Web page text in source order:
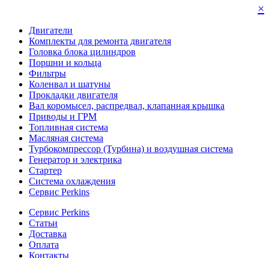
×
Двигатели
Комплекты для ремонта двигателя
Головка блока цилиндров
Поршни и кольца
Фильтры
Коленвал и шатуны
Прокладки двигателя
Вал коромысел, распредвал, клапанная крышка
Приводы и ГРМ
Топливная система
Масляная система
Турбокомпрессор (Турбина) и воздушная система
Генератор и электрика
Стартер
Система охлаждения
Сервис Perkins
Сервис Perkins
Статьи
Доставка
Оплата
Контакты